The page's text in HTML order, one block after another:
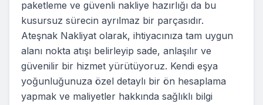
paketleme ve güvenli nakliye hazırlığı da bu
kusursuz sürecin ayrılmaz bir parçasıdır.
Ateşnak Nakliyat olarak, ihtiyacınıza tam uygun
alanı nokta atışı belirleyip sade, anlaşılır ve
güvenilir bir hizmet yürütüyoruz. Kendi eşya
yoğunluğunuza özel detaylı bir ön hesaplama
yapmak ve maliyetler hakkında sağlıklı bilgi